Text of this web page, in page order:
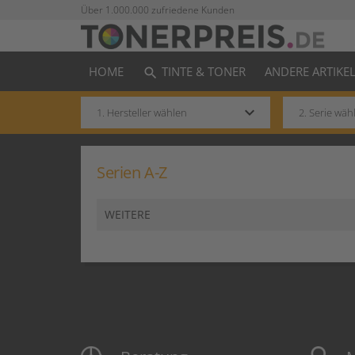
Über 1.000.000 zufriedene Kunden
HOME search TINTE & TONER ANDERE ARTIKEL
keyboard_arrow_down
Serien A-Z
WEITERE